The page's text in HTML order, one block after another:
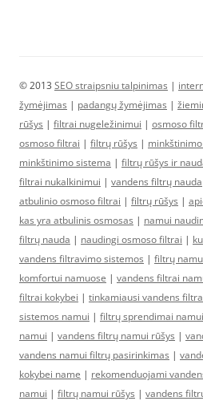
© 2013 SEO straipsniu talpinimas |
žymėjimas | padangų žymėjimas |
rūšys | filtrai nugeležinimui | osmoso
osmoso filtrai | filtrų rūšys |
minkštinimo sistema | filtrų rūšys ir
filtrai nukalkinimui | vandens filtrų nauda
atbulinio osmoso filtrai | filtrų rūšys |
kas yra atbulinis osmosas | namui
filtrų nauda | naudingi osmoso filtrai |
vandens filtravimo sistemos | filtrų
komfortui namuose | vandens filtrai
filtrai kokybei | tinkamiausi vandens
sistemos namui | filtrų sprendimai namui
namui | vandens filtrų namui rūšys |
vandens namui filtrų pasirinkimas |
kokybei name | rekomenduojami
namui | filtrų namui rūšys | vandens